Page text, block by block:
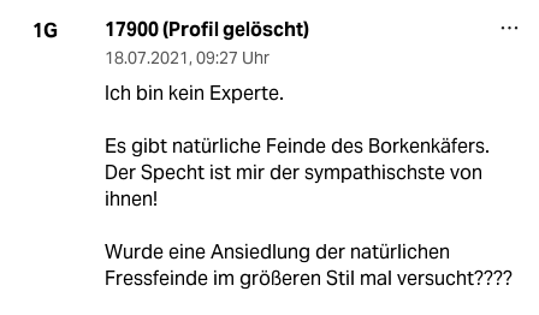
1G 17900 (Profil gelöscht)
18.07.2021, 09:27 Uhr
Ich bin kein Experte.
Es gibt natürliche Feinde des Borkenkäfers.
Der Specht ist mir der sympathischste von
ihnen!
Wurde eine Ansiedlung der natürlichen
Fressfeinde im größeren Stil mal versucht????